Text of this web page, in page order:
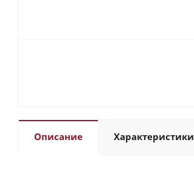
Описание Характеристики